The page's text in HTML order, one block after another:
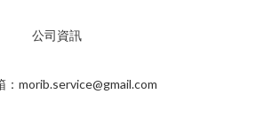
公司資訊
：morib.service@gmail.com